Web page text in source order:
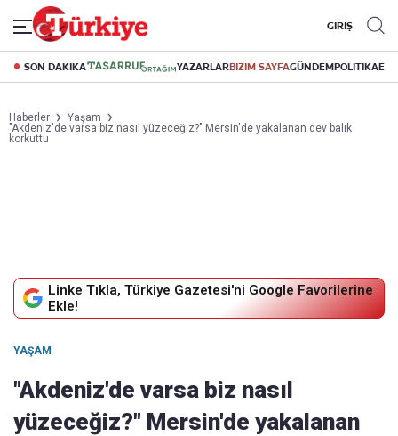
GİRİŞ
SON DAKİKA YAZARLARBİZİM SAYFAGÜNDEMPOLİTİKA
Haberler
Yaşam
"Akdeniz'de varsa biz nasıl yüzeceğiz?" Mersin'de yakalanan dev balık
korkuttu
Linke Tıkla, Türkiye Gazetesi'ni Google Favorilerine
Ekle!
YAŞAM
"Akdeniz'de varsa biz nasıl
yüzeceğiz?" Mersin'de yakalanan